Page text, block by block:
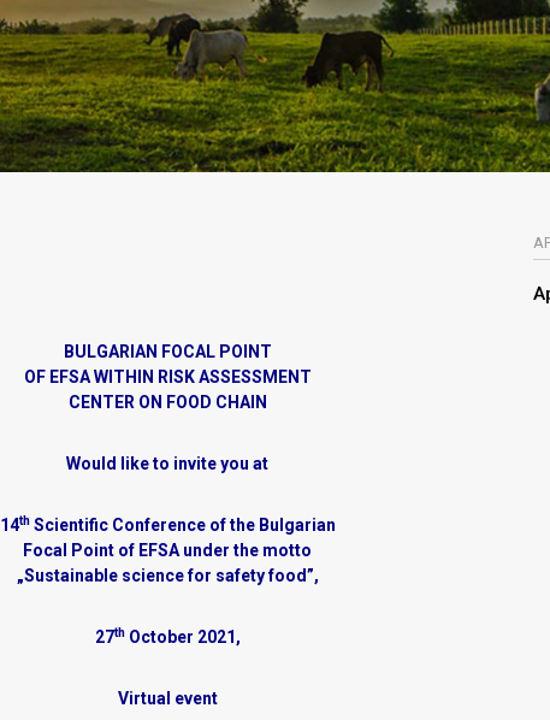
BULGARIAN FOCAL POINT
OFEFSAWITHIN RISK ASSESSMENT
CENTER ON FOOD CHAIN
Would like to invite you at
14thScientific Conference of the Bulgarian
Focal Point of EFSA under the motto
„Sustainable science for safety food”,
27thOctober 2021,
Virtual event